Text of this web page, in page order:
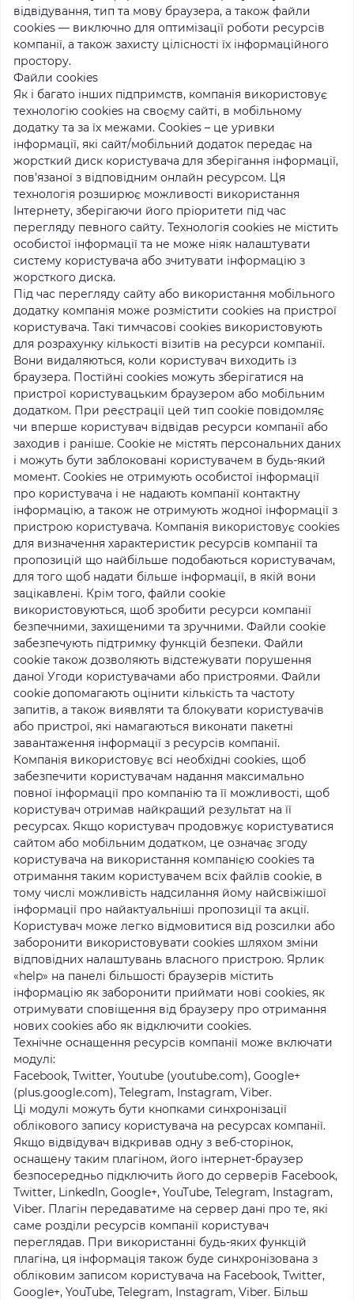
відвідування, тип та мову браузера, а також файли
cookies — виключно для оптимізації роботи ресурсів
компанії, а також захисту цілісності їх інформаційного
простору.
Файли cookies
Як і багато інших підпримств, компанія використовує
технологію cookies на своєму сайті, в мобільному
додатку та за їх межами. Cookies – це уривки
інформації, які сайт/мобільний додаток передає на
жорсткий диск користувача для зберігання інформації,
пов'язаної з відповідним онлайн ресурсом. Ця
технологія розширює можливості використання
Інтернету, зберігаючи його пріоритети під час
перегляду певного сайту. Технологія cookies не містить
особистої інформації та не може ніяк налаштувати
систему користувача або зчитувати інформацію з
жорсткого диска.
Під час перегляду сайту або використання мобільного
додатку компанія може розмістити cookies на пристрої
користувача. Такі тимчасові cookies використовують
для розрахунку кількості візитів на ресурси компанії.
Вони видаляються, коли користувач виходить із
браузера. Постійні cookies можуть зберігатися на
пристрої користувацьким браузером або мобільним
додатком. При реєстрації цей тип cookie повідомляє
чи вперше користувач відвідав ресурси компанії або
заходив і раніше. Cookie не містять персональних даних
і можуть бути заблоковані користувачем в будь-який
момент. Cookies не отримують особистої інформації
про користувача і не надають компанії контактну
інформацію, а також не отримують жодної інформації з
пристрою користувача. Компанія використовує cookies
для визначення характеристик ресурсів компанії та
пропозицій що найбільше подобаються користувачам,
для того щоб надати більше інформації, в якій вони
зацікавлені. Крім того, файли cookie
використовуються, щоб зробити ресурси компанії
безпечними, захищеними та зручними. Файли cookie
забезпечують підтримку функцій безпеки. Файли
cookie також дозволяють відстежувати порушення
даної Угоди користувачами або пристроями. Файли
cookie допомагають оцінити кількість та частоту
запитів, а також виявляти та блокувати користувачів
або пристрої, які намагаються виконати пакетні
завантаження інформації з ресурсів компанії.
Компанія використовує всі необхідні cookies, щоб
забезпечити користувачам надання максимально
повної інформації про компанію та її можливості, щоб
користувач отримав найкращий результат на її
ресурсах. Якщо користувач продовжує користуватися
сайтом або мобільним додатком, це означає згоду
користувача на використання компанією cookies та
отримання таким користувачем всіх файлів cookie, в
тому числі можливість надсилання йому найсвіжішої
інформації про найактуальніші пропозиції та акції.
Користувач може легко відмовитися від розсилки або
заборонити використовувати cookies шляхом зміни
відповідних налаштувань власного пристрою. Ярлик
«help» на панелі більшості браузерів містить
інформацію як заборонити приймати нові cookies, як
отримувати сповіщення від браузеру про отримання
нових cookies або як відключити cookies.
Технічне оснащення ресурсів компанії може включати
модулі:
Facebook, Twitter, Youtube (youtube.com), Google+
(plus.google.com), Telegram, Instagram, Viber.
Ці модулі можуть бути кнопками синхронізації
облікового запису користувача на ресурсах компанії.
Якщо відвідувач відкривав одну з веб-сторінок,
оснащену таким плагіном, його інтернет-браузер
безпосередньо підключить його до серверів Facebook,
Twitter, LinkedIn, Google+, YouTube, Telegram, Instagram,
Viber. Плагін передаватиме на сервер дані про те, які
саме розділи ресурсів компанії користувач
переглядав. При використанні будь-яких функцій
плагіна, ця інформація також буде синхронізована з
обліковим записом користувача на Facebook, Twitter,
Google+, YouTube, Telegram, Instagram, Viber. Більш